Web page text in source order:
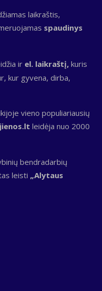
laikraštis,
spaudinys
ir el. laikraštį, kuris
kur gyvena, dirba,
vieno populiariausių
leidėja nuo 2000
bendradarbių
leisti „Alytaus